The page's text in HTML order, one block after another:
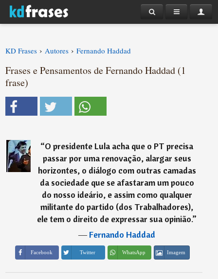
KD Frases › Autores › Fernando Haddad
Frases e Pensamentos de Fernando Haddad (1
frase)
“O presidente Lula acha que o PT precisa
passar por uma renovação, alargar seus
horizontes, o diálogo com outras camadas
da sociedade que se afastaram um pouco
do nosso ideário, e assim como qualquer
militante do partido (dos Trabalhadores),
ele tem o direito de expressar sua opinião.”
―Fernando Haddad
Facebook Twitter WhatsApp Imagem